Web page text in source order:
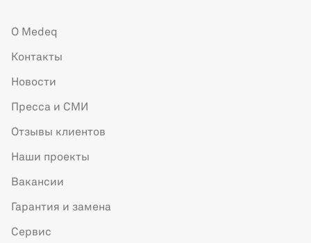
О Medeq
Контакты
Новости
Пресса и СМИ
Отзывы клиентов
Наши проекты
Вакансии
Гарантия и замена
Сервис